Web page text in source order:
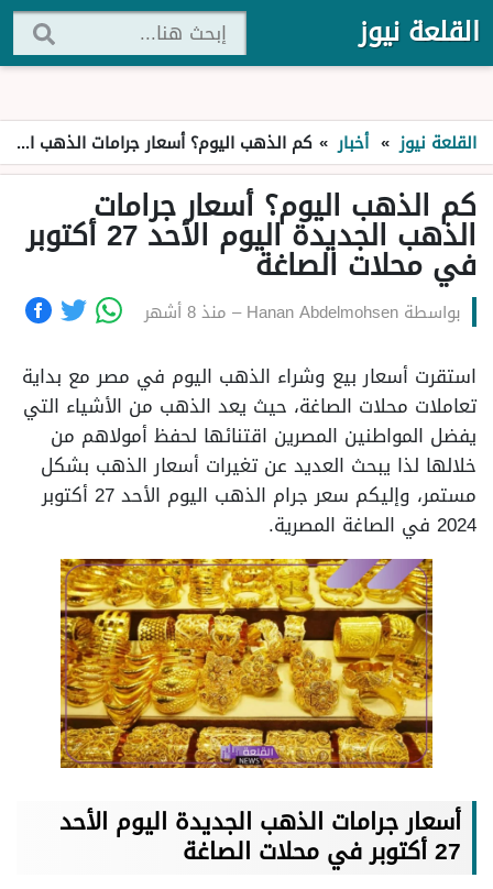
القلعة نيوز
القلعة نيوز » أخبار » كم الذهب اليوم؟ أسعار جرامات الذهب الجديدة اليوم الأحد 27 أكتوبر في محلات الصاغة
كم الذهب اليوم؟ أسعار جرامات
الذهب الجديدة اليوم الأحد 27 أكتوبر
في محلات الصاغة
بواسطة Hanan Abdelmohsen
– منذ 8 أشهر
استقرت أسعار بيع وشراء الذهب اليوم في مصر مع بداية
تعاملات محلات الصاغة، حيث يعد الذهب من الأشياء التي
يفضل المواطنين المصرين اقتنائها لحفظ أمولاهم من
خلالها لذا يبحث العديد عن تغيرات أسعار الذهب بشكل
مستمر، وإليكم سعر جرام الذهب اليوم الأحد 27 أكتوبر
2024 في الصاغة المصرية.
أسعار جرامات الذهب الجديدة اليوم الأحد
27 أكتوبر في محلات الصاغة